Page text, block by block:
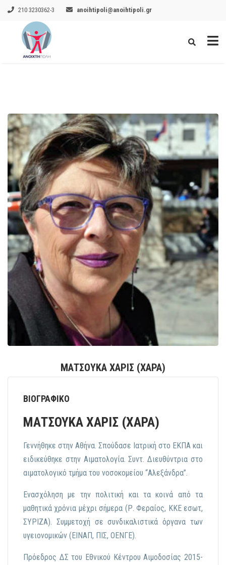
210 3230362-3 anoihtipoli@anoihtipoli.gr
ΜΑΤΣΟΥΚΑ ΧΑΡΙΣ (ΧΑΡΑ)
ΒΙΟΓΡΑΦΙΚΟ
ΜΑΤΣΟΥΚΑ ΧΑΡΙΣ (ΧΑΡΑ)
Γεννήθηκε στην Αθήνα. Σπούδασε Ιατρική στο ΕΚΠΑ και
ειδικεύθηκε στην Αιματολογία. Συντ. Διευθύντρια στο
αιματολογικό τμήμα του νοσοκομείου “Αλεξάνδρα”.
Ενασχόληση με την πολιτική και τα κοινά από τα
μαθητικά χρόνια μέχρι σήμερα (Ρ. Φεραίος, ΚΚΕ εσωτ,
ΣΥΡΙΖΑ). Συμμετοχή σε συνδικαλιστικά όργανα των
υγειονομικών (ΕΙΝΑΠ, ΠΙΣ, ΟΕΝΓΕ).
Πρόεδρος ΔΣ του Εθνικού Κέντρου Αιμοδοσίας 2015-